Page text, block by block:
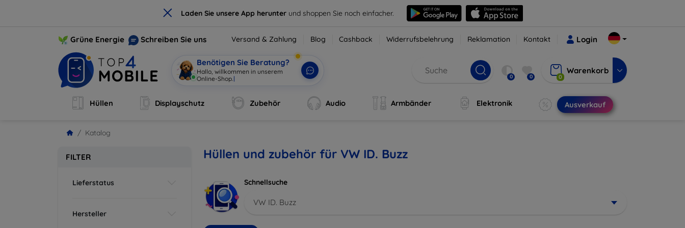
× Laden Sie unsere App herunter und shoppen Sie noch einfacher.
Grüne Energie Schreiben Sie uns Versand & Zahlung Blog Cashback Widerrufsbelehrung Reklamation Kontakt Login
Benötigen Sie Beratung?
Hallo, willkommen in unserem
Online-Shop. | 0 0 0
Warenkorb
Hüllen Displayschutz Zubehör Audio Armbänder Elektronik Ausverkauf
Katalog
FILTER
Lieferstatus
Hersteller
Hüllen und zubehör für VW ID. Buzz
Schnellsuche
VW ID. Buzz